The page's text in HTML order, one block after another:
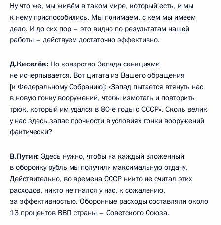
Ну что же, мы живём в таком мире, который есть, и мы
к нему приспособились. Мы понимаем, с кем мы имеем
дело. И до сих пор – это видно по результатам нашей
работы – действуем достаточно эффективно.
Д.Киселёв: Но коварство Запада санкциями
не исчерпывается. Вот цитата из Вашего обращения
[к Федеральному Собранию]: «Запад пытается втянуть нас
в новую гонку вооружений, чтобы измотать и повторить
трюк, который им удался в 80-е годы с СССР». Сколь велик
у нас здесь запас прочности в условиях гонки вооружений
фактически?
В.Путин: Здесь нужно, чтобы на каждый вложенный
в оборонку рубль мы получили максимальную отдачу.
Действительно, во времена СССР никто не считал этих
расходов, никто не гнался у нас, к сожалению,
за эффективностью. Оборонные расходы составляли около
13 процентов ВВП страны – Советского Союза.